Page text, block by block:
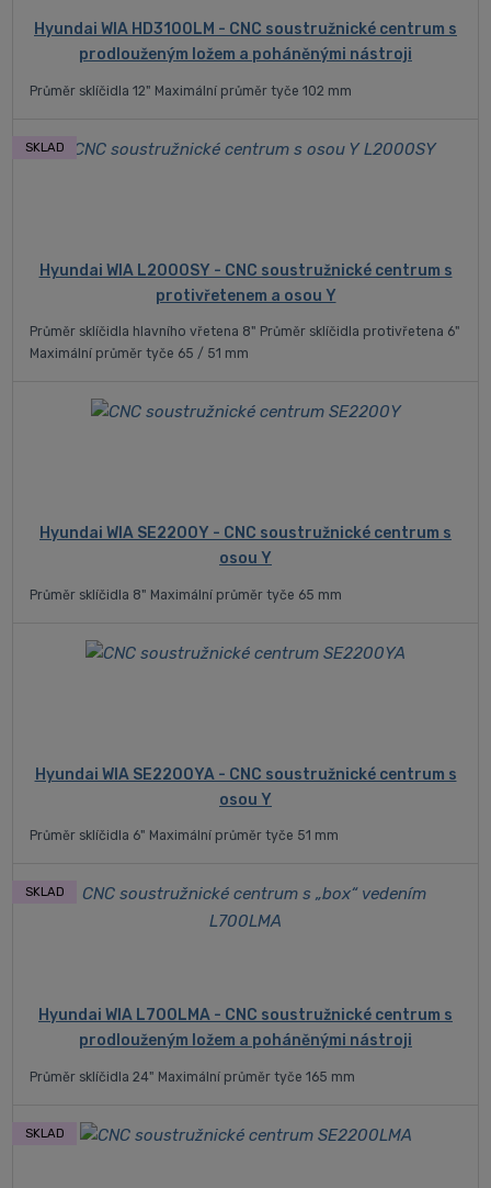
Hyundai WIA HD3100LM - CNC soustružnické centrum s
prodlouženým ložem a poháněnými nástroji
Průměr sklíčidla 12" Maximální průměr tyče 102 mm
Hyundai WIA L2000SY - CNC soustružnické centrum s
protivřetenem a osou Y
SKLAD
Průměr sklíčidla hlavního vřetena 8" Průměr sklíčidla protivřetena 6"
Maximální průměr tyče 65 / 51 mm
Hyundai WIA SE2200Y - CNC soustružnické centrum s
osou Y
Průměr sklíčidla 8" Maximální průměr tyče 65 mm
Hyundai WIA SE2200YA - CNC soustružnické centrum s
osou Y
Průměr sklíčidla 6" Maximální průměr tyče 51 mm
Hyundai WIA L700LMA - CNC soustružnické centrum s
prodlouženým ložem a poháněnými nástroji
SKLAD
Průměr sklíčidla 24" Maximální průměr tyče 165 mm
SKLAD